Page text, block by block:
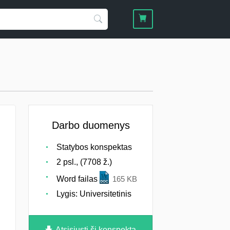
Darbo duomenys
Statybos konspektas
2 psl., (7708 ž.)
Word failas
165 KB
Lygis: Universitetinis